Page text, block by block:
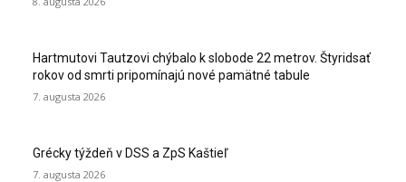
Hartmutovi Tautzovi chýbalo k slobode 22 metrov. Štyridsať
rokov od smrti pripomínajú nové pamätné tabule
7. augusta 2026
Grécky týždeň v DSS a ZpS Kaštieľ
7. augusta 2026